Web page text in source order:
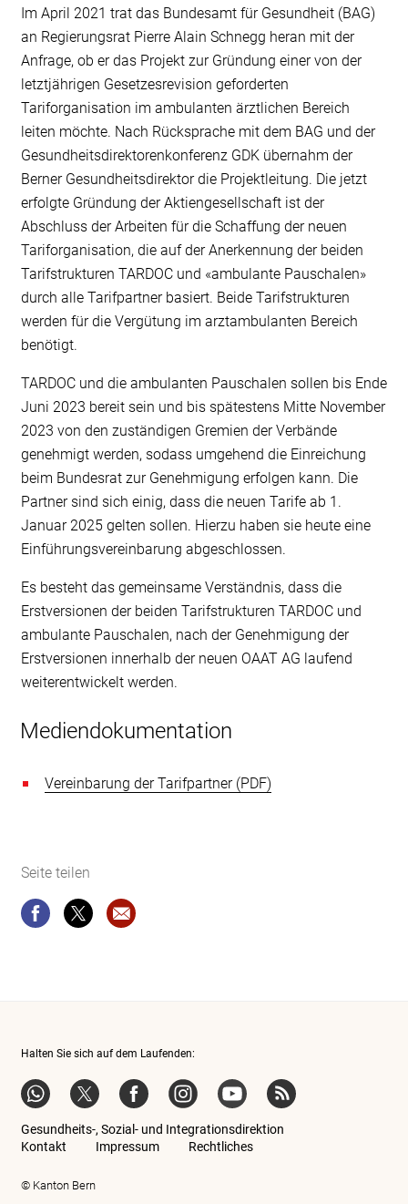
Im April 2021 trat das Bundesamt für Gesundheit (BAG)
an Regierungsrat Pierre Alain Schnegg heran mit der
Anfrage, ob er das Projekt zur Gründung einer von der
letztjährigen Gesetzesrevision geforderten
Tariforganisation im ambulanten ärztlichen Bereich
leiten möchte. Nach Rücksprache mit dem BAG und der
Gesundheitsdirektorenkonferenz GDK übernahm der
Berner Gesundheitsdirektor die Projektleitung. Die jetzt
erfolgte Gründung der Aktiengesellschaft ist der
Abschluss der Arbeiten für die Schaffung der neuen
Tariforganisation, die auf der Anerkennung der beiden
Tarifstrukturen TARDOC und «ambulante Pauschalen»
durch alle Tarifpartner basiert. Beide Tarifstrukturen
werden für die Vergütung im arztambulanten Bereich
benötigt.
TARDOC und die ambulanten Pauschalen sollen bis Ende
Juni 2023 bereit sein und bis spätestens Mitte November
2023 von den zuständigen Gremien der Verbände
genehmigt werden, sodass umgehend die Einreichung
beim Bundesrat zur Genehmigung erfolgen kann. Die
Partner sind sich einig, dass die neuen Tarife ab 1.
Januar 2025 gelten sollen. Hierzu haben sie heute eine
Einführungsvereinbarung abgeschlossen.
Es besteht das gemeinsame Verständnis, dass die
Erstversionen der beiden Tarifstrukturen TARDOC und
ambulante Pauschalen, nach der Genehmigung der
Erstversionen innerhalb der neuen OAAT AG laufend
weiterentwickelt werden.
Mediendokumentation
Vereinbarung der Tarifpartner
Seite teilen
Seite teilenSeite teilenWebsite-Empfehlung: Gesundheits-,
Halten Sie sich auf dem Laufenden:
WhatsAppTwitter FacebookInstagramYouTubeRSS-Feeds BE
Gesundheits-, Sozial- und Integrationsdirektion
Kontakt
Impressum Rechtliches
© Kanton Bern